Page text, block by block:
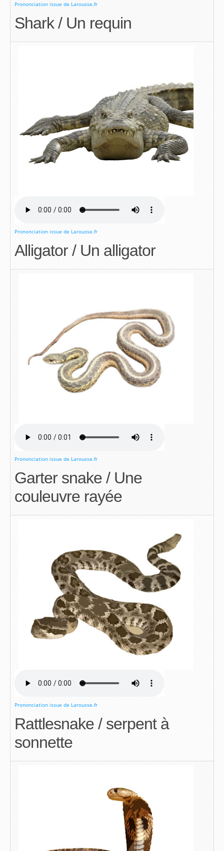
Prononciation issue de Larousse.fr
Shark / Un requin
Prononciation issue de Larousse.fr
Alligator / Un alligator
Prononciation issue de Larousse.fr
Garter snake / Une
couleuvre rayée
Prononciation issue de Larousse.fr
Rattlesnake / serpent à
sonnette